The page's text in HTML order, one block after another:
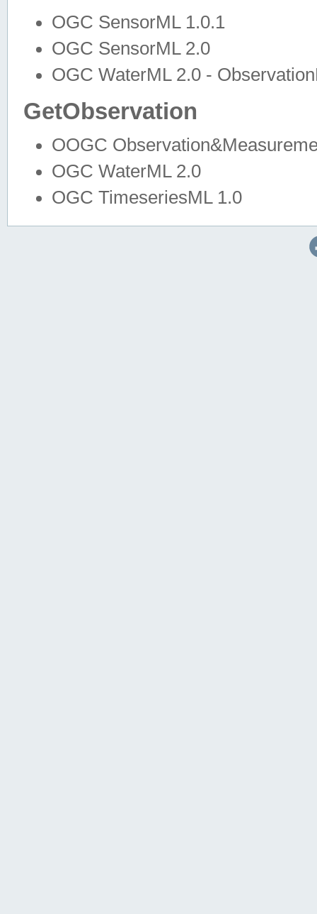
OGC SensorML 1.0.1
OGC SensorML 2.0
OGC WaterML 2.0 -
GetObservation
OOGC
OGC WaterML 2.0
OGC TimeseriesML 1.0